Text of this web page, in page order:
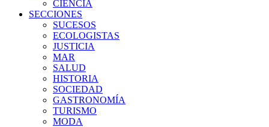
CIENCIA
SECCIONES
SUCESOS
ECOLOGISTAS
JUSTICIA
MAR
SALUD
HISTORIA
SOCIEDAD
GASTRONOMÍA
TURISMO
MODA